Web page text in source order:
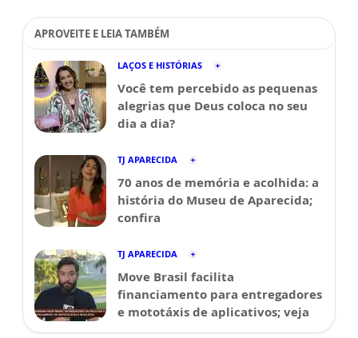
APROVEITE E LEIA TAMBÉM
LAÇOS E HISTÓRIAS
Você tem percebido as pequenas
alegrias que Deus coloca no seu
dia a dia?
TJ APARECIDA
70 anos de memória e acolhida: a
história do Museu de Aparecida;
confira
TJ APARECIDA
Move Brasil facilita
financiamento para entregadores
e mototáxis de aplicativos; veja